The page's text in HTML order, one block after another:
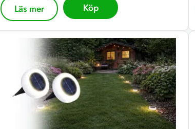
Läs mer Köp